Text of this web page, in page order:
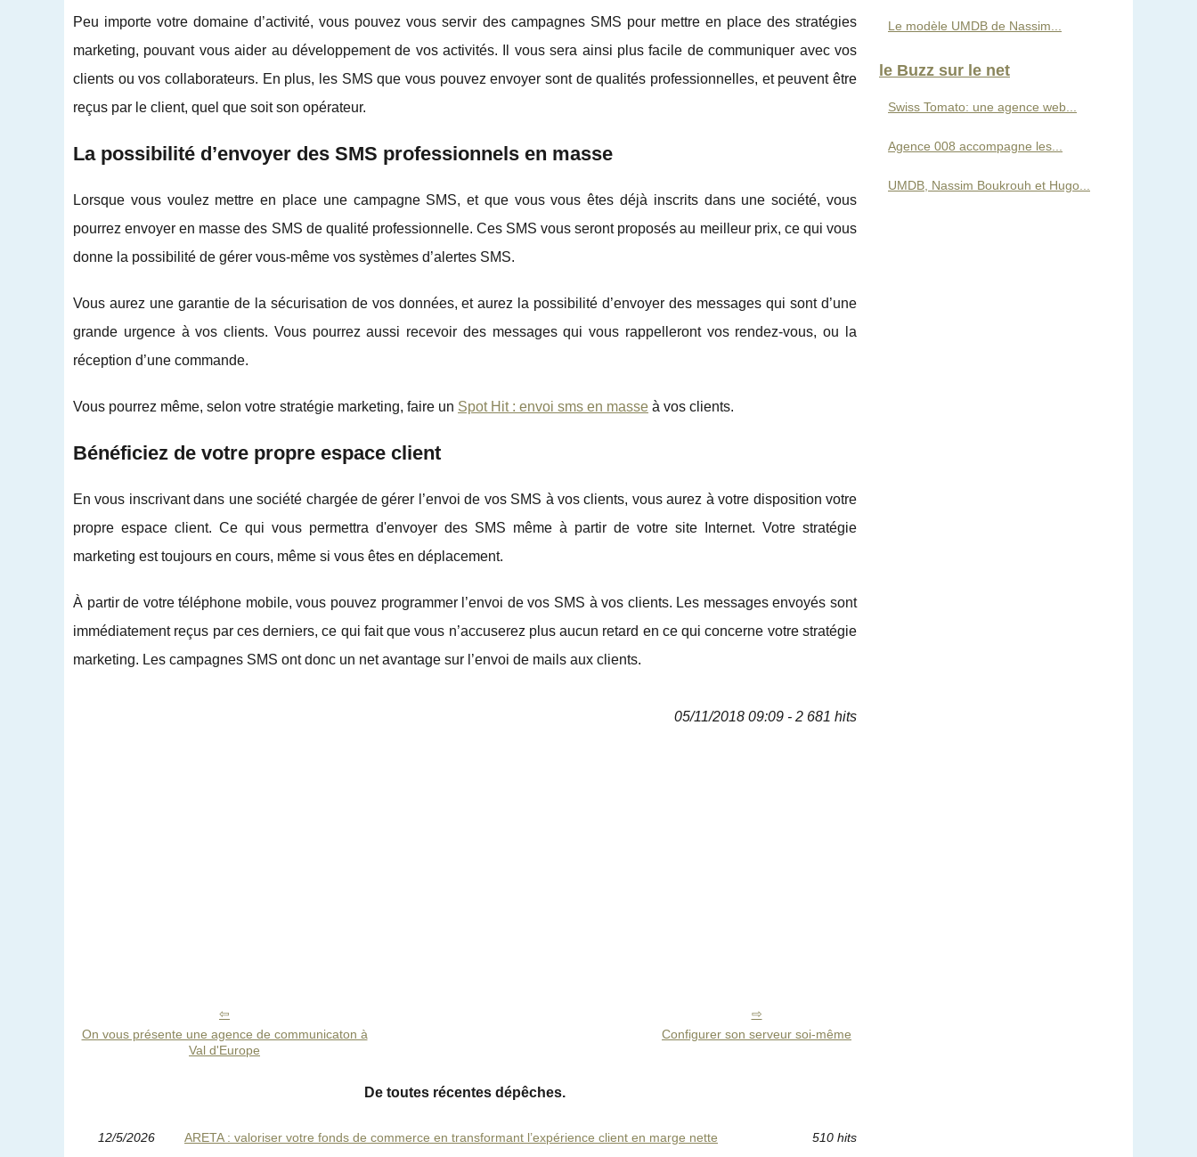
Peu importe votre domaine d’activité, vous pouvez vous servir des campagnes SMS pour mettre en place des stratégies
marketing, pouvant vous aider au développement de vos activités. Il vous sera ainsi plus facile de communiquer avec vos
clients ou vos collaborateurs. En plus, les SMS que vous pouvez envoyer sont de qualités professionnelles, et peuvent être
reçus par le client, quel que soit son opérateur.
La possibilité d’envoyer des SMS professionnels en masse
Lorsque vous voulez mettre en place une campagne SMS, et que vous vous êtes déjà inscrits dans une société, vous
pourrez envoyer en masse des SMS de qualité professionnelle. Ces SMS vous seront proposés au meilleur prix, ce qui vous
donne la possibilité de gérer vous-même vos systèmes d’alertes SMS.
Vous aurez une garantie de la sécurisation de vos données, et aurez la possibilité d’envoyer des messages qui sont d’une
grande urgence à vos clients. Vous pourrez aussi recevoir des messages qui vous rappelleront vos rendez-vous, ou la
réception d’une commande.
Vous pourrez même, selon votre stratégie marketing, faire un Spot Hit : envoi sms en masse à vos clients.
Bénéficiez de votre propre espace client
En vous inscrivant dans une société chargée de gérer l’envoi de vos SMS à vos clients, vous aurez à votre disposition votre
propre espace client. Ce qui vous permettra d'envoyer des SMS même à partir de votre site Internet. Votre stratégie
marketing est toujours en cours, même si vous êtes en déplacement.
À partir de votre téléphone mobile, vous pouvez programmer l’envoi de vos SMS à vos clients. Les messages envoyés sont
immédiatement reçus par ces derniers, ce qui fait que vous n’accuserez plus aucun retard en ce qui concerne votre stratégie
marketing. Les campagnes SMS ont donc un net avantage sur l’envoi de mails aux clients.
05/11/2018 09:09 - 2 681 hits
On vous présente une agence de communicaton à
Val d'Europe
Configurer son serveur soi-même
De toutes récentes dépêches.
12/5/2026 ARETA : valoriser votre fonds de commerce en transformant l’expérience client en marge nette 510 hits
Le modèle UMDB de Nassim...
le Buzz sur le net
Swiss Tomato: une agence web...
Agence 008 accompagne les...
UMDB, Nassim Boukrouh et Hugo...